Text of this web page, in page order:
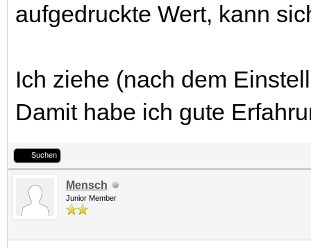
aufgedruckte Wert, kann
Ich ziehe (nach dem
Damit habe ich gute
Suchen
Mensch
Junior Member